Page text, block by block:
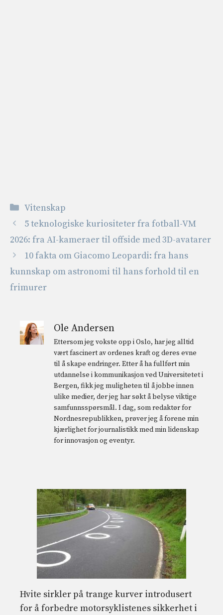
Kategorier
Vitenskap
5 teknologiske kuriositeter fra fotball-VM
2026: fra AI-kameraer til offside med 3D-avatarer
10 fakta om Giacomo Leopardi: fra hans
kunnskap om astronomi til hans forhold til en
frimurer
Ole Andersen
Ettersom jeg vokste opp i Oslo, har jeg alltid
vært fascinert av ordenes kraft og deres evne
til å skape endringer. Etter å ha fullført min
utdannelse i kommunikasjon ved Universitetet i
Bergen, fikk jeg muligheten til å jobbe innen
ulike medier, der jeg har søkt å belyse viktige
samfunnsspørsmål. I dag, som redaktør for
Nordnesrepublikken, prøver jeg å forene min
kjærlighet for journalistikk med min lidenskap
for innovasjon og eventyr.
Hvite sirkler på trange kurver introdusert
for å forbedre motorsyklistenes sikkerhet i